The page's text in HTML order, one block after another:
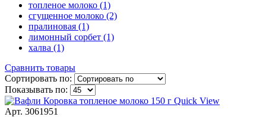
топленое молоко (1)
сгущенное молоко (2)
пралиновая (1)
лимонный сорбет (1)
халва (1)
Сравнить товары
Сортировать по:
Показывать по:
Quick View
Арт. 3061951